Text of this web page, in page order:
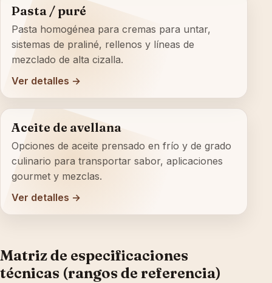
Pasta / puré
Pasta homogénea para cremas para untar,
sistemas de praliné, rellenos y líneas de
mezclado de alta cizalla.
Ver detalles →
Aceite de avellana
Opciones de aceite prensado en frío y de grado
culinario para transportar sabor, aplicaciones
gourmet y mezclas.
Ver detalles →
Matriz de especificaciones
técnicas (rangos de referencia)